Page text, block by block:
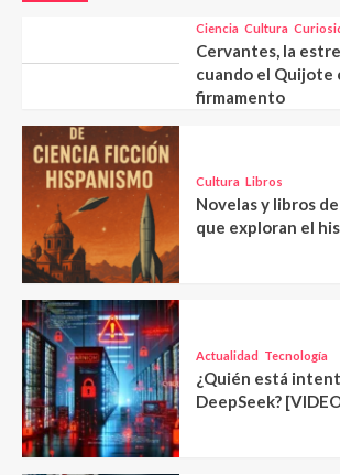
Ciencia Cultura
Cervantes, la
cuando el Quijote
firmamento
Cultura Libros
Novelas y libros
que exploran el
Actualidad Tecnología
¿Quién está
DeepSeek?